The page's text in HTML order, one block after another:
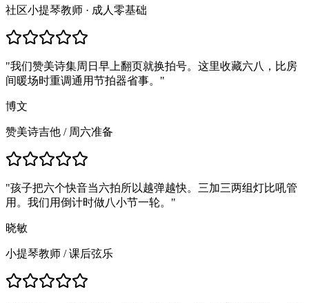
社区小提琴教师 · 成人零基础
"我们赞美诗集周日早上翻页就换拍号。这里收藏六八，比房
间暖场时重调通用节拍器省事。 "
博文
赞美诗吉他 / 周六准备
"孩子把六个快音当六拍所以越弹越快。三加三两组灯比吼管
用。我们用倒计时做八小节一轮。 "
晓敏
小提琴教师 /课后弦乐